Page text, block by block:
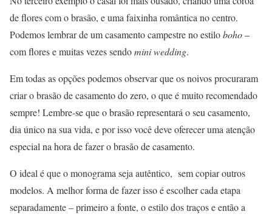
de flores com o brasão, e uma faixinha romântica no centro.
Podemos lembrar de um casamento campestre no estiloboho–
com flores e muitas vezes sendomini wedding.
Em todas as opções podemos observar que os noivos procuraram
criar o brasão de casamento do zero, o que é muito recomendado
sempre! Lembre-se que o brasão representará o seu casamento,
dia único na sua vida, e por isso você deve oferecer uma atenção
especial na hora de fazer o brasão de casamento.
O ideal é que o monograma seja autêntico, sem copiar outros
modelos. A melhor forma de fazer isso é escolher cada etapa
separadamente – primeiro a fonte, o estilo dos traços e então a